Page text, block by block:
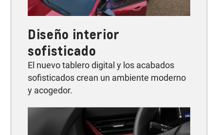
Diseño interior
sofisticado
El nuevo tablero digital y los acabados
sofisticados crean un ambiente moderno
y acogedor.